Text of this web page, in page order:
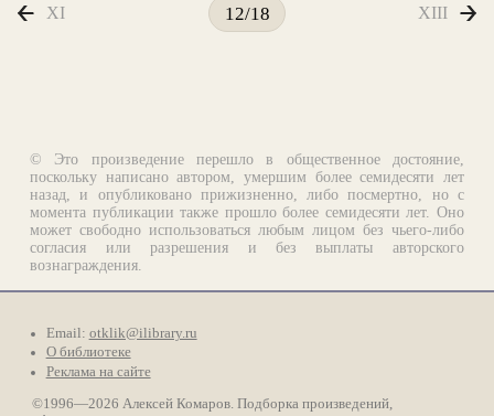
XI 12/18 XIII
© Это произведение перешло в общественное достояние,
поскольку написано автором, умершим более семидесяти лет
назад, и опубликовано прижизненно, либо посмертно, но с
момента публикации также прошло более семидесяти лет. Оно
может свободно использоваться любым лицом без чьего-либо
согласия или разрешения и без выплаты авторского
вознаграждения.
Email: otklik@ilibrary.ru
О библиотеке
Реклама на сайте
©1996—2026 Алексей Комаров. Подборка произведений,